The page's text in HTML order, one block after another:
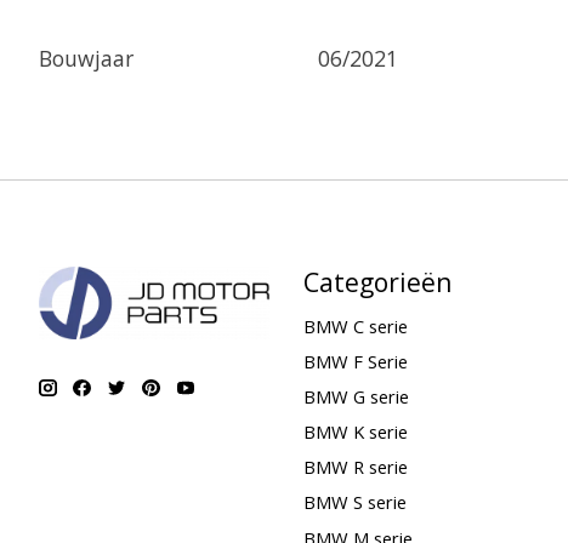
Bouwjaar 06/2021
Categorieën
BMW C serie
BMW F Serie
BMW G serie
BMW K serie
BMW R serie
BMW S serie
BMW M serie